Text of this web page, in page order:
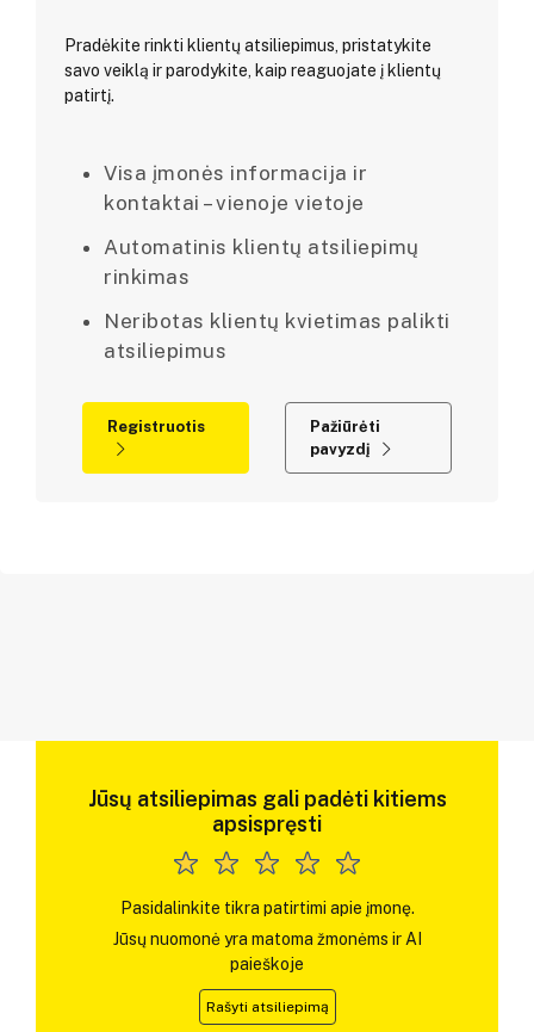
Pradėkite rinkti klientų atsiliepimus, pristatykite
savo veiklą ir parodykite, kaip reaguojate į klientų
patirtį.
Visa įmonės informacija ir
kontaktai – vienoje vietoje
Automatinis klientų atsiliepimų
rinkimas
Neribotas klientų kvietimas palikti
atsiliepimus
Registruotis
Pažiūrėti
pavyzdį
Jūsų atsiliepimas gali padėti kitiems
apsispręsti
Pasidalinkite tikra patirtimi apie įmonę.
Jūsų nuomonė yra matoma žmonėms ir AI
paieškoje
Rašyti atsiliepimą